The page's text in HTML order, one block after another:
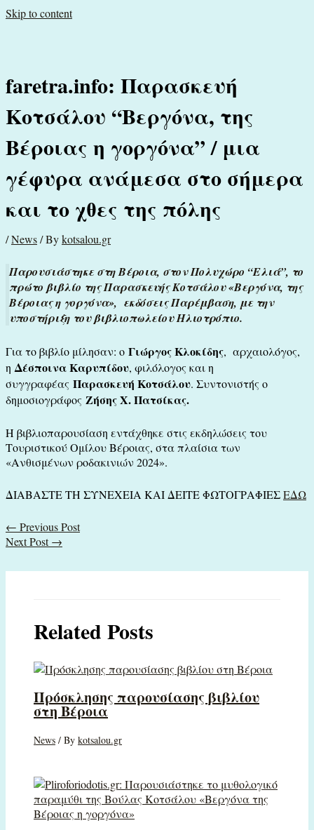
Skip to content
faretra.info: Παρασκευή
Κοτσάλου “Βεργόνα, της
Βέροιας η γοργόνα” / μια
γέφυρα ανάμεσα στο σήμερα
και το χθες της πόλης
/News/ Bykotsalou.gr
Παρουσιάστηκε στη Βέροια, στον Πολυχώρο “Ελιά”, το
πρώτο βιβλίο της Παρασκευής Κοτσάλου «Βεργόνα, της
Βέροιας η γοργόνα», εκδόσεις Παρέμβαση, με την
υποστήριξη του βιβλιοπωλείου Ηλιοτρόπιο.
Για το βιβλίο μίλησαν: ο Γιώργος Κλοκίδης, αρχαιολόγος,
η Δέσποινα Καρυπίδου, φιλόλογος και η
συγγραφέας Παρασκευή Κοτσάλου. Συντονιστής ο
δημοσιογράφος Ζήσης Χ. Πατσίκας.
Η βιβλιοπαρουσίαση εντάχθηκε στις εκδηλώσεις του
Τουριστικού Ομίλου Βέροιας, στα πλαίσια των
«Ανθισμένων ροδακινιών 2024».
ΔΙΑΒΑΣΤΕ ΤΗ ΣΥΝΕΧΕΙΑ ΚΑΙ ΔΕΙΤΕ ΦΩΤΟΓΡΑΦΙΕΣΕΔΩ
← Previous Post
Next Post→
Related Posts
Πρόσκλησης παρουσίασης βιβλίου
στη Βέροια
News / By kotsalou.gr